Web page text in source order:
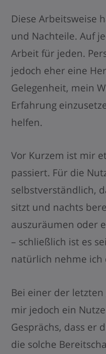
Diese Arbeitsweise
und Nachteile. Auf
Arbeit für jeden.
jedoch eher eine
Gelegenheit, mein
Erfahrung
helfen.
Vor Kurzem ist mir
passiert. Für die
selbstverständlich,
sitzt und nachts
auszuräumen oder
– schließlich ist es
natürlich nehme
Bei einer der letzten
mir jedoch ein
Gesprächs, dass er
die solche